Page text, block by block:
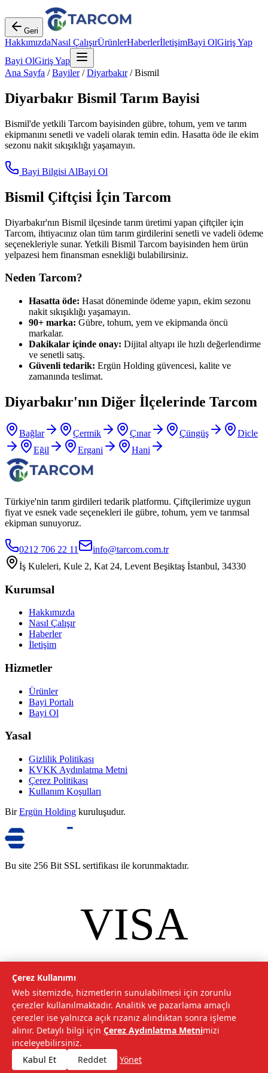
Geri
HakkımızdaNasıl ÇalışırÜrünlerHaberlerİletişimBayi OlGiriş Yap
Bayi OlGiriş Yap
Ana Sayfa /Bayiler/Diyarbakır/Bismil
Diyarbakır Bismil Tarım Bayisi
Bismil'de yetkili Tarcom bayisinden gübre, tohum, yem ve tarım
ekipmanını senetli ve vadeli olarak temin edin. Hasatta öde ile ekim
sezonu nakit sıkışıklığı yaşamayın.
Bayi Bilgisi AlBayi Ol
Bismil Çiftçisi İçin Tarcom
Diyarbakır'nın Bismil ilçesinde tarım üretimi yapan çiftçiler için
Tarcom, ihtiyacınız olan tüm tarım girdilerini senetli ve vadeli ödeme
seçenekleriyle sunar. Yetkili Bismil Tarcom bayisinden hem ürün
yelpazesi hem finansman esnekliği bulabilirsiniz.
Neden Tarcom?
Hasatta öde: Hasat döneminde ödeme yapın, ekim sezonu
nakit sıkışıklığı yaşamayın.
90+ marka: Gübre, tohum, yem ve ekipmanda öncü
markalar.
Dakikalar içinde onay: Dijital altyapı ile hızlı değerlendirme
ve senetli satış.
Güvenli tedarik: Ergün Holding güvencesi, kalite ve
zamanında teslimat.
Diyarbakır'nın Diğer İlçelerinde Tarcom
Bağlar Çermik Çınar Çüngüş
Dicle
Eğil
Ergani Hani
Türkiye'nin tarım girdileri tedarik platformu. Çiftçilerimize uygun
fiyat ve esnek vade seçenekleri ile gübre, tohum, yem ve tarımsal
ekipman sunuyoruz.
0212 706 22 11
info@tarcom.com.tr
İş Kuleleri, Kule 2, Kat 24, Levent Beşiktaş İstanbul, 34330
Kurumsal
Hakkımızda
Nasıl Çalışır
Haberler
İletişim
Hizmetler
Ürünler
Bayi Portalı
Bayi Ol
Yasal
Gizlilik Politikası
KVKK Aydınlatma Metni
Çerez Politikası
Kullanım Koşulları
Bir Ergün Holding kuruluşudur.
Bu site 256 Bit SSL sertifikası ile korunmaktadır.
VISA
mastercard
2026Tarımcom Tarım ve Teknoloji A.Ş. Tüm hakları saklıdır.